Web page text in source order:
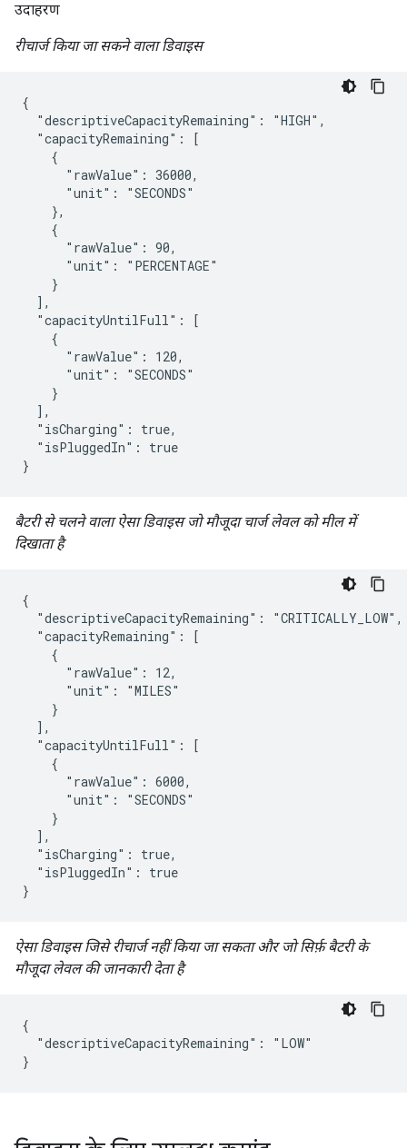
उदाहरण
रीचार्ज किया जा सकने वाला डिवाइस
{
  "descriptiveCapacityRemaining": "HIGH",
  "capacityRemaining": [
    {
      "rawValue": 36000,
      "unit": "SECONDS"
    },
    {
      "rawValue": 90,
      "unit": "PERCENTAGE"
    }
  ],
  "capacityUntilFull": [
    {
      "rawValue": 120,
      "unit": "SECONDS"
    }
  ],
  "isCharging": true,
  "isPluggedIn": true
}
बैटरी से चलने वाला ऐसा डिवाइस जो मौजूदा चार्ज लेवल को मील में
दिखाता है
{
  "descriptiveCapacityRemaining": "CRITICALLY_LOW",
  "capacityRemaining": [
    {
      "rawValue": 12,
      "unit": "MILES"
    }
  ],
  "capacityUntilFull": [
    {
      "rawValue": 6000,
      "unit": "SECONDS"
    }
  ],
  "isCharging": true,
  "isPluggedIn": true
}
ऐसा डिवाइस जिसे रीचार्ज नहीं किया जा सकता और जो सिर्फ़ बैटरी के
मौजूदा लेवल की जानकारी देता है
{
  "descriptiveCapacityRemaining": "LOW"
}